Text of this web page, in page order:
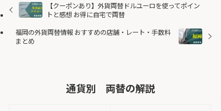
【クーポンあり】外貨両替ドルユーロを使ってポイン
トと感想 お得に自宅で両替
福岡の外貨両替情報 おすすめの店舗・レート・手数料
まとめ
通貨別 両替の解説